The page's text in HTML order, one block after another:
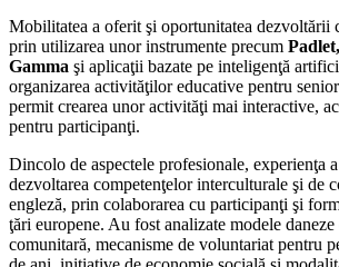
Mobilitatea a oferit şi oportunitatea dezvoltării
prin utilizarea unor instrumente precum
Gamma şi aplicaţii bazate pe inteligenţă
organizarea activităţilor educative pentru
permit crearea unor activităţi mai interactive,
pentru participanţi.
Dincolo de aspectele profesionale, experienţa
dezvoltarea competenţelor interculturale şi de
engleză, prin colaborarea cu participanţi şi
ţări europene. Au fost analizate modele
comunitară, mecanisme de voluntariat pentru